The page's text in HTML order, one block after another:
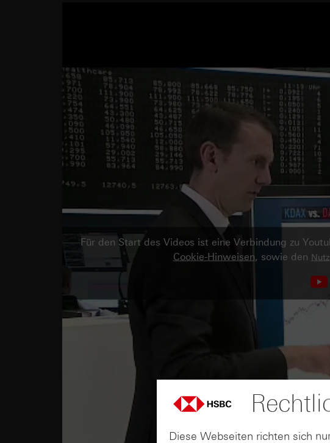
Für den Start des Videos ist eine Verbindung zu
Cookie-Hinweisen, sowie den
Diese Webseiten richten sich